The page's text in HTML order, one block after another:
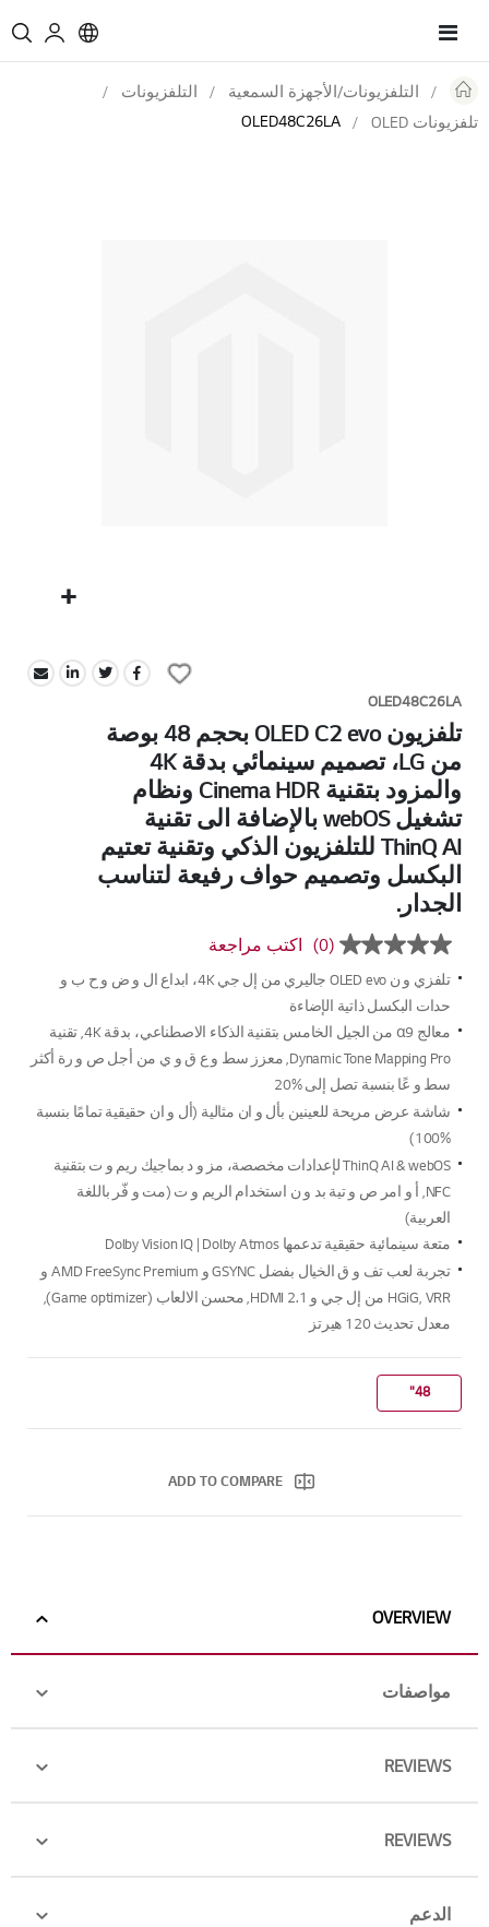
Toggle
التلفزيونات/الأجهزة السمعية
التلفزيونات
تلفزيونات OLED
OLED48C26LA
beginning
the
images
gallery
Add
List
OLED48C26LA
تلفزيون OLED C2 evo بحجم 48 بوصة
من LG، تصميم سينمائي بدقة 4K
والمزود بتقنية Cinema HDR ونظام
تشغيل webOS بالإضافة الى تقنية
ThinQ AI للتلفزيون الذكي وتقنية تعتيم
البكسل وتصميم حواف رفيعة لتناسب
الجدار.
بلا
قيمة
تصنيف
رابط
نفس
الصفحة.
(0) اكتب مراجعة
تلفزي و ن OLED evo جاليري من إل جي 4K، ابداع ال و ض و ح ب و
حدات البكسل ذاتية الإضاءة
معالج α9 من الجيل الخامس بتقنية الذكاء الاصطناعي، بدقة 4K, تقنية
Dynamic Tone Mapping Pro, معزز سط و ع ق و ي من أجل ص و رة أكثر
سط و عًا بنسبة تصل إلى %20
شاشة عرض مريحة للعينين بأل و ان مثالية (أل و ان حقيقية تمامًا بنسبة
%100)
ThinQ AI & webOS لإعدادات مخصصة، مز و د بماجيك ريم و ت بتقنية
NFC, أ و امر ص و تية بد و ن استخدام الريم و ت (مت و فّر باللغة
العربية)
متعة سينمائية حقيقية تدعمها Dolby Vision IQ | Dolby Atmos
تجربة لعب تف و ق الخيال بفضل GSYNC و AMD FreeSync Premium و
HGiG, VRR من إل جي و 2.1 HDMI, محسن الالعاب (Game optimizer),
معدل تحديث 120 هيرتز
"48
ADD TO COMPARE
OVERVIEW
مواصفات
REVIEWS
REVIEWS
الدعم